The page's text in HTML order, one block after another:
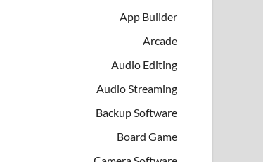
App Builder
Arcade
Audio Editing
Audio Streaming
Backup Software
Board Game